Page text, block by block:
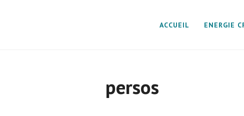
ACCUEIL ENERGIE
persos